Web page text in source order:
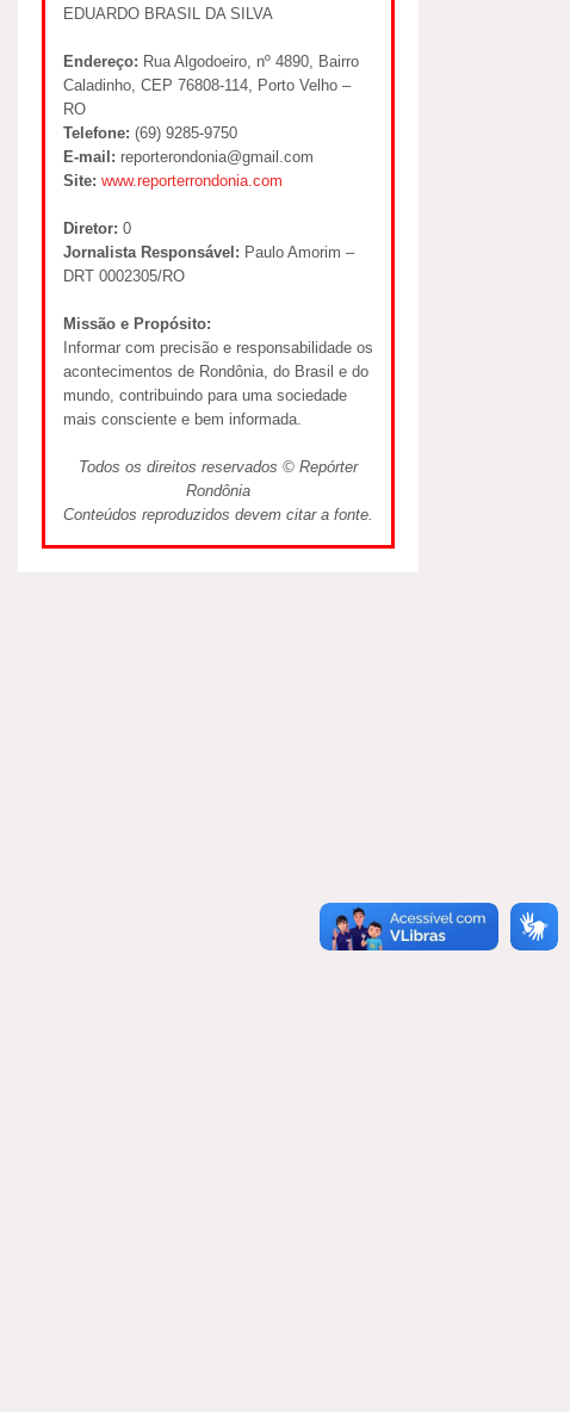
EDUARDO BRASIL DA SILVA
Endereço: Rua Algodoeiro, nº 4890, Bairro
Caladinho, CEP 76808-114, Porto Velho –
RO
Telefone: (69) 9285-9750
E-mail: reporterondonia@gmail.com
Site: www.reporterrondonia.com
Diretor: 0
Jornalista Responsável: Paulo Amorim –
DRT 0002305/RO
Missão e Propósito:
Informar com precisão e responsabilidade os
acontecimentos de Rondônia, do Brasil e do
mundo, contribuindo para uma sociedade
mais consciente e bem informada.
Todos os direitos reservados © Repórter
Rondônia
Conteúdos reproduzidos devem citar a fonte.